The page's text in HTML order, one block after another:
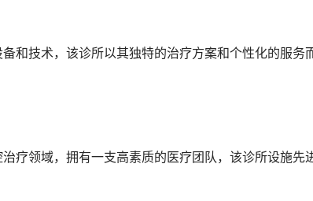
和技术，该诊所以其独特的治疗方案和个性化的服务
疗领域，拥有一支高素质的医疗团队，该诊所设施先